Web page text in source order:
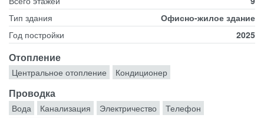
Тип здания
Офисно-жилое здание
Год постройки
2025
Отопление
Центральное отопление Кондиционер
Проводка
Вода Канализация Электричество
Телефон